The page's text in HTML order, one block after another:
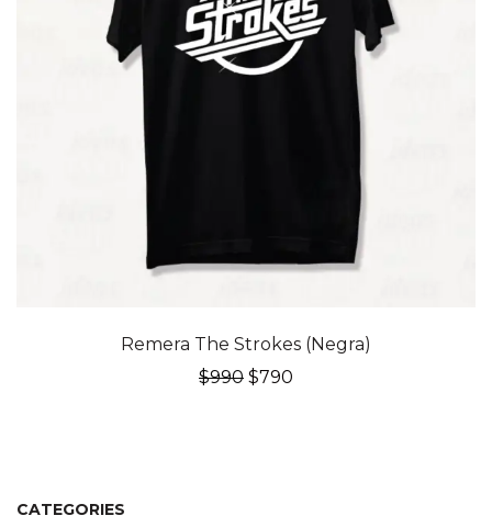
Remera The Strokes (Negra)
$990 El
$790
CATEGORIES